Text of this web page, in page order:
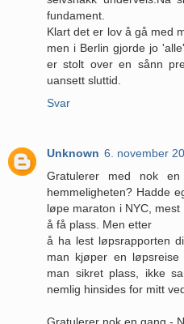
fundament.
Klart det er lov å gå med
men i Berlin gjorde jo
er stolt over en sånn
uansett sluttid.
Svar
Unknown 6. november
Gratulerer med nok
hemmeligheten? Hadde
løpe maraton i NYC,
å få plass. Men etter
å ha lest løpsrapporten
man kjøper en
man sikret plass, ikke
nemlig hinsides for mitt